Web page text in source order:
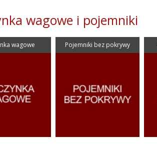
wagowe i pojemniki
wagowe Pojemniki bez pokrywy